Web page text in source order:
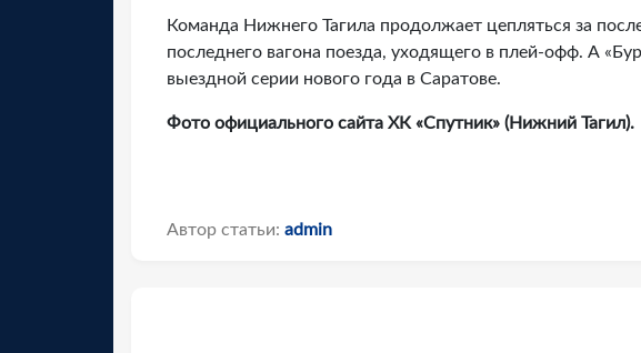
Команда Нижнего Тагила продолжает цепляться за
последнего вагона поезда, уходящего в плей-офф. А
выездной серии нового года в Саратове.
Фото официального сайта ХК «Спутник» (Нижний Тагил).
Автор статьи: admin